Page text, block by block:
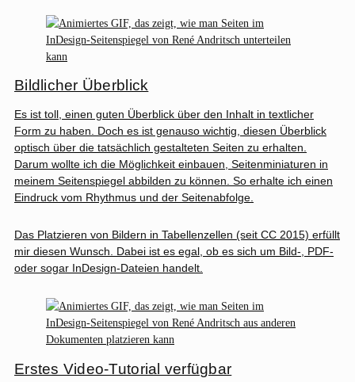
Bildlicher Überblick
Es ist toll, einen guten Überblick über den Inhalt in textlicher
Form zu haben. Doch es ist genauso wichtig, diesen Überblick
optisch über die tatsächlich gestalteten Seiten zu erhalten.
Darum wollte ich die Möglichkeit einbauen, Seitenminiaturen in
meinem Seitenspiegel abbilden zu können. So erhalte ich einen
Eindruck vom Rhythmus und der Seitenabfolge.
Das Platzieren von Bildern in Tabellenzellen (seit CC 2015) erfüllt
mir diesen Wunsch. Dabei ist es egal, ob es sich um Bild-, PDF-
oder sogar InDesign-Dateien handelt.
Erstes Video-Tutorial verfügbar